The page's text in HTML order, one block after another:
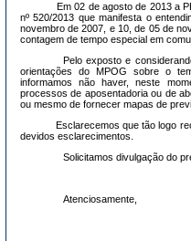
Em 02 de agosto de 2013 a
nº 520/2013 que manifesta o
novembro de 2007, e 10, de 05 de
contagem de tempo especial em
Pelo exposto e
orientações do MPOG sobre o
informamos não haver, neste
processos de aposentadoria ou de
ou mesmo de fornecer mapas de
Esclarecemos que tão logo
devidos esclarecimentos.
Solicitamos divulgação do
Atenciosamente,